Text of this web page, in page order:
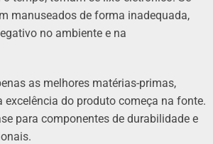
manuseados de forma inadequada,
no ambiente e na
as melhores matérias-primas,
excelência do produto começa na fonte.
para componentes de durabilidade e